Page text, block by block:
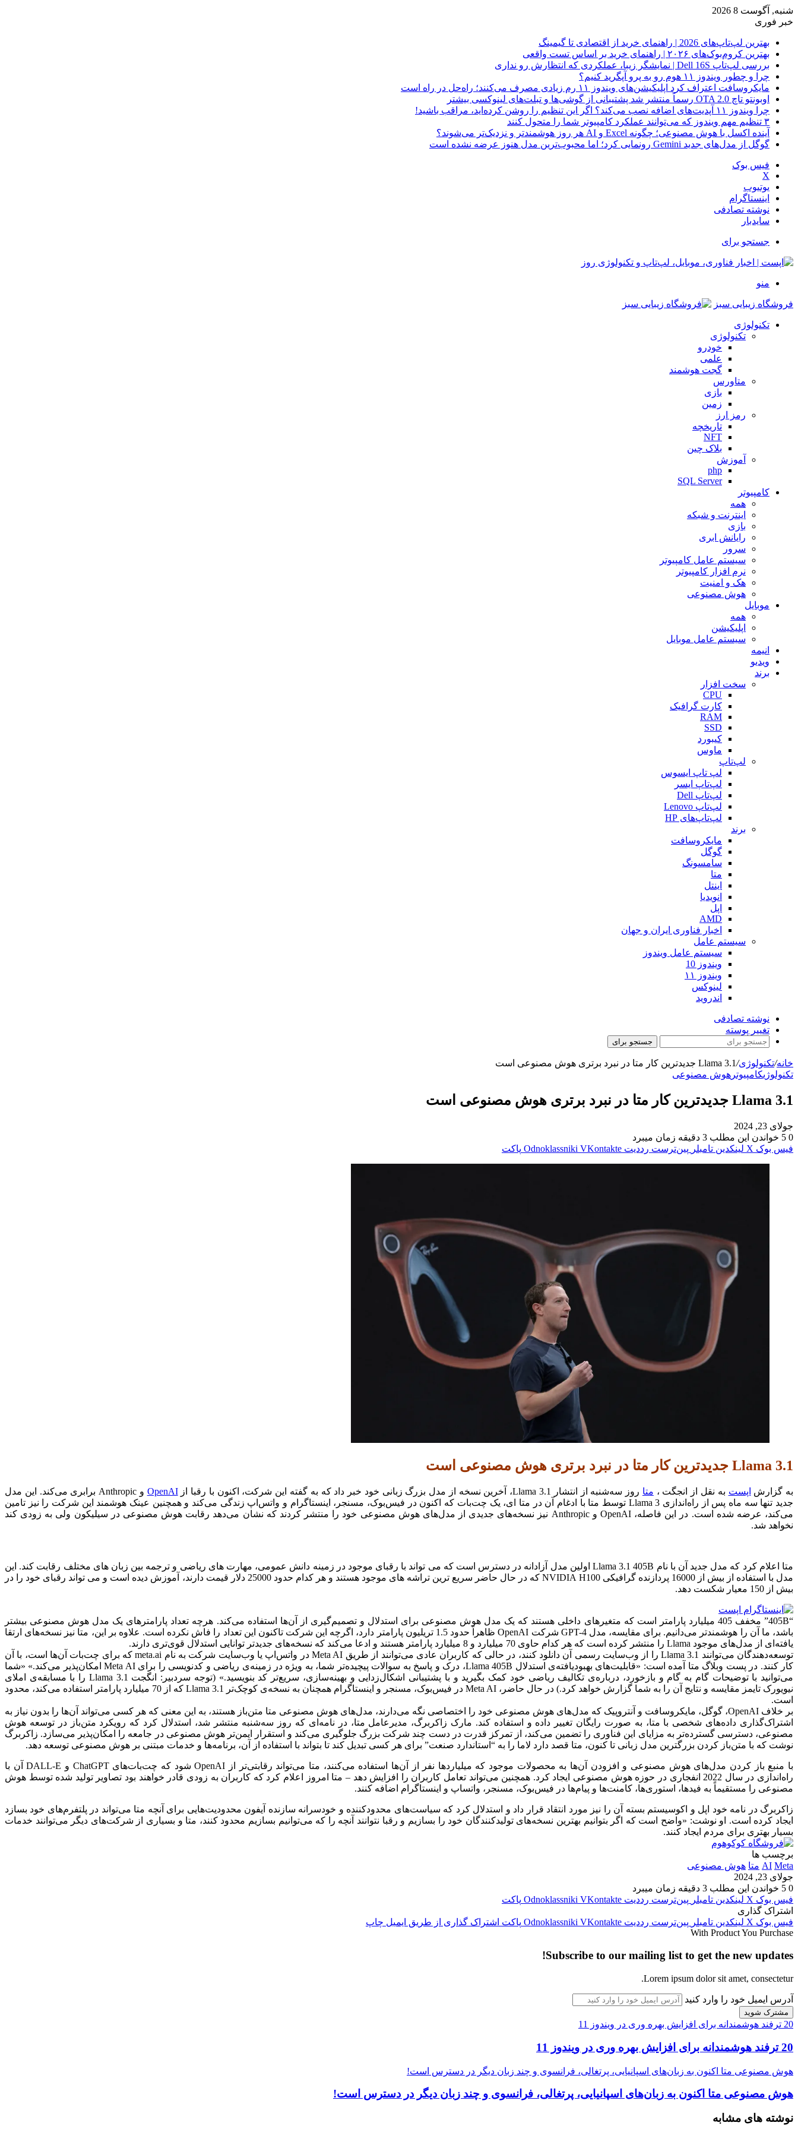
شنبه, آگوست 8 2026
خبر فوری
بهترین لپ‌تاپ‌های 2026 | راهنمای خرید از اقتصادی تا گیمینگ
بهترین کروم‌بوک‌های ۲۰۲۶ | راهنمای خرید بر اساس تست واقعی
بررسی لپ‌تاپ Dell 16S | نمایشگر زیبا، عملکردی که انتظارش رو نداری
چرا و چطور ویندوز ۱۱ هوم رو به پرو آپگرید کنیم؟
مایکروسافت اعتراف کرد اپلیکیشن‌های ویندوز ۱۱ رم زیادی مصرف می‌کنند؛ راه‌حل در راه است
اوبونتو تاچ OTA 2.0 رسماً منتشر شد پشتیبانی از گوشی‌ها و تبلت‌های لینوکسی بیشتر
چرا ویندوز ۱۱ آپدیت‌های اضافه نصب می‌کند؟ اگر این تنظیم را روشن کرده‌اید، مراقب باشید!
۳ تنظیم مهم ویندوز که می‌توانند عملکرد کامپیوتر شما را متحول کنند
آینده اکسل با هوش مصنوعی؛ چگونه Excel و AI هر روز هوشمندتر و نزدیک‌تر می‌شوند؟
گوگل از مدل‌های جدید Gemini رونمایی کرد؛ اما محبوب‌ترین مدل هنوز عرضه نشده است
فیس بوک
X
یوتیوب
اینستاگرام
نوشته تصادفی
سایدبار
جستجو برای
منو
فروشگاه زیبایی سبز
تکنولوژی
تکنولوژی
خودرو
علمی
گجت هوشمند
متاورس
بازی
زمین
رمز ارز
تاریخچه
NFT
بلاک چین
آموزش
php
SQL Server
کامپیوتر
همه
اینترنت و شبکه
بازی
رایانش ابری
سرور
سیستم عامل کامپیوتر
نرم افزار کامپیوتر
هک و امنیت
هوش مصنوعی
موبایل
همه
اپلیکیشن
سیستم عامل موبایل
انیمه
ویدیو
برند
سخت افزار
CPU
کارت گرافیک
RAM
SSD
کیبورد
ماوس
لپ‌تاپ
لپ تاپ ایسوس
لپ‌تاپ ایسر
لپ‌تاپ Dell
لپ‌تاپ Lenovo
لپ‌تاپ‌های HP
برند
مایکروسافت
گوگل
سامسونگ
متا
اینتل
انویدیا
اپل
AMD
اخبار فناوری ایران و جهان
سیستم عامل
سیستم عامل ویندوز
ویندوز 10
ویندوز ۱۱
لینوکس
اندروید
نوشته تصادفی
تغییر پوسته
جستجو برای
خانه/تکنولوژی/Llama 3.1 جدیدترین کار متا در نبرد برتری هوش مصنوعی است
تکنولوژیکامپیوتر هوش مصنوعی
Llama 3.1 جدیدترین کار متا در نبرد برتری هوش مصنوعی است
جولای 23, 2024
0
خواندن این مطلب 3 دقیقه زمان میبرد
فیس بوک X لینکدین ‫تامبلر ‫پین‌ترست ‫رددیت ‫VKontakte
‫Odnoklassniki پاکت
Llama 3.1 جدیدترین کار متا در نبرد برتری هوش مصنوعی است
به گزارش اپست به نقل از انجگت ، متا روز سه‌شنبه از انتشار Llama 3.1، آخرین نسخه از مدل بزرگ زبانی خود خبر داد که به گفته این شرکت، اکنون با رقبا از OpenAI
و Anthropic برابری می‌کند. این مدل
جدید تنها سه ماه پس از راه‌اندازی Llama 3 توسط متا با ادغام آن در متا ای، یک چت‌بات که اکنون در فیس‌بوک، مسنجر، اینستاگرام و واتس‌اپ زندگی می‌کند و همچنین عینک هوشمند این شرکت را نیز تامین
می‌کند، عرضه شده است. در این فاصله، OpenAI و Anthropic نیز نسخه‌های جدیدی از مدل‌های هوش مصنوعی خود را منتشر کردند که نشان می‌دهد رقابت هوش مصنوعی در سیلیکون ولی به زودی کند
نخواهد شد.
متا اعلام کرد که مدل جدید آن با نام Llama 3.1 405B اولین مدل آزادانه در دسترس است که می تواند با رقبای موجود در زمینه دانش عمومی، مهارت های ریاضی و ترجمه بین زبان های مختلف رقابت کند. این
مدل با استفاده از بیش از 16000 پردازنده گرافیکی NVIDIA H100 که در حال حاضر سریع ترین تراشه های موجود هستند و هر کدام حدود 25000 دلار قیمت دارند، آموزش دیده است و می تواند رقبای خود را در
بیش از 150 معیار شکست دهد.
“405B” مخفف 405 میلیارد پارامتر است که متغیرهای داخلی هستند که یک مدل هوش مصنوعی برای استدلال و تصمیم‌گیری از آن‌ها استفاده می‌کند. هرچه تعداد پارامترهای یک مدل هوش مصنوعی بیشتر
باشد، ما آن را هوشمندتر می‌دانیم. برای مقایسه، مدل GPT-4 شرکت OpenAI ظاهراً حدود 1.5 تریلیون پارامتر دارد، اگرچه این شرکت تاکنون این تعداد را فاش نکرده است. علاوه بر این، متا نیز نسخه‌های ارتقا
یافته‌ای از مدل‌های موجود Llama را منتشر کرده است که هر کدام حاوی 70 میلیارد و 8 میلیارد پارامتر هستند و ادعا می‌کند که نسخه‌های جدیدتر توانایی استدلال قوی‌تری دارند.
توسعه‌دهندگان می‌توانند Llama 3.1 را از وب‌سایت رسمی آن دانلود کنند، در حالی که کاربران عادی می‌توانند از طریق Meta AI در واتس‌اپ یا وب‌سایت شرکت به نام meta.ai که برای چت‌بات آن‌ها است، با آن
کار کنند. در پست وبلاگ متا آمده است: «قابلیت‌های بهبودیافته‌ی استدلال Llama 405B، درک و پاسخ به سوالات پیچیده‌تر شما، به ویژه در زمینه‌ی ریاضی و کدنویسی را برای Meta AI امکان‌پذیر می‌کند.» «شما
می‌توانید با توضیحات گام به گام و بازخورد، درباره‌ی تکالیف ریاضی خود کمک بگیرید و با پشتیبانی اشکال‌زدایی و بهینه‌سازی، سریع‌تر کد بنویسید.» (توجه سردبیر: انگجت Llama 3.1 را با مسابقه‌ی املای
نیویورک تایمز مقایسه و نتایج آن را به شما گزارش خواهد کرد.) در حال حاضر، Meta AI در فیس‌بوک، مسنجر و اینستاگرام همچنان به نسخه‌ی کوچک‌تر Llama 3.1 که از 70 میلیارد پارامتر استفاده می‌کند، محدود
است.
بر خلاف OpenAI، گوگل، مایکروسافت و آنتروپیک که مدل‌های هوش مصنوعی خود را اختصاصی نگه می‌دارند، مدل‌های هوش مصنوعی متا متن‌باز هستند، به این معنی که هر کسی می‌تواند آن‌ها را بدون نیاز به
اشتراک‌گذاری داده‌های شخصی با متا، به صورت رایگان تغییر داده و استفاده کند. مارک زاکربرگ، مدیرعامل متا، در نامه‌ای که روز سه‌شنبه منتشر شد، استدلال کرد که رویکرد متن‌باز در توسعه هوش
مصنوعی، دسترسی گسترده‌تر به مزایای این فناوری را تضمین می‌کند، از تمرکز قدرت در دست چند شرکت بزرگ جلوگیری می‌کند و استقرار ایمن‌تر هوش مصنوعی در جامعه را امکان‌پذیر می‌سازد. زاکربرگ
نوشت که با متن‌باز کردن بزرگترین مدل زبانی تا کنون، متا قصد دارد لاما را به “استاندارد صنعت” برای هر کسی تبدیل کند تا بتواند با استفاده از آن، برنامه‌ها و خدمات مبتنی بر هوش مصنوعی توسعه دهد.
با منبع باز کردن مدل‌های هوش مصنوعی و افزودن آن‌ها به محصولات موجود که میلیاردها نفر از آن‌ها استفاده می‌کنند، متا می‌تواند رقابتی‌تر از OpenAI شود که چت‌بات‌های ChatGPT و DALL-E آن با
راه‌اندازی در سال 2022 انفجاری در حوزه هوش مصنوعی ایجاد کرد. همچنین می‌تواند تعامل کاربران را افزایش دهد – متا امروز اعلام کرد که کاربران به زودی قادر خواهند بود تصاویر تولید شده توسط هوش
مصنوعی را مستقیماً به فیدها، استوری‌ها، کامنت‌ها و پیام‌ها در فیس‌بوک، مسنجر، واتساپ و اینستاگرام اضافه کنند.
زاکربرگ در نامه خود اپل و اکوسیستم بسته آن را نیز مورد انتقاد قرار داد و استدلال کرد که سیاست‌های محدودکننده و خودسرانه سازنده آیفون محدودیت‌هایی برای آنچه متا می‌تواند در پلتفرم‌های خود بسازد
ایجاد کرده است. او نوشت: «واضح است که اگر بتوانیم بهترین نسخه‌های تولیدکنندگان خود را بسازیم و رقبا نتوانند آنچه را که می‌توانیم بسازیم محدود کنند، متا و بسیاری از شرکت‌های دیگر می‌توانند خدمات
بسیار بهتری برای مردم ایجاد کنند.
برچسب ها
AI Meta متا هوش مصنوعی
جولای 23, 2024
0
خواندن این مطلب 3 دقیقه زمان میبرد
فیس بوک X لینکدین ‫تامبلر ‫پین‌ترست ‫رددیت ‫VKontakte
‫Odnoklassniki پاکت
اشتراک گذاری
فیس بوک X لینکدین ‫تامبلر ‫پین‌ترست ‫رددیت ‫VKontakte
‫Odnoklassniki پاکت اشتراک گذاری از طریق ایمیل چاپ
With Product You Purchase
Subscribe to our mailing list to get the new updates!
Lorem ipsum dolor sit amet, consectetur.
آدرس ایمیل خود را وارد کنید
20 ترفند هوشمندانه برای افزایش بهره وری در ویندوز 11
20 ترفند هوشمندانه برای افزایش بهره وری در ویندوز 11
هوش مصنوعی متا اکنون به زبان‌های اسپانیایی، پرتغالی، فرانسوی و چند زبان دیگر در دسترس است!
هوش مصنوعی متا اکنون به زبان‌های اسپانیایی، پرتغالی، فرانسوی و چند زبان دیگر در دسترس است!
نوشته های مشابه